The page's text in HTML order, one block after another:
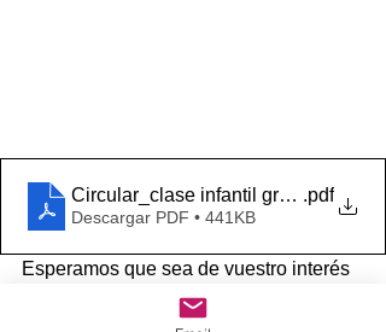
Circular_clase infantil gratuita-2021-
.pdf
Descargar PDF • 441KB
Esperamos que sea de vuestro interés